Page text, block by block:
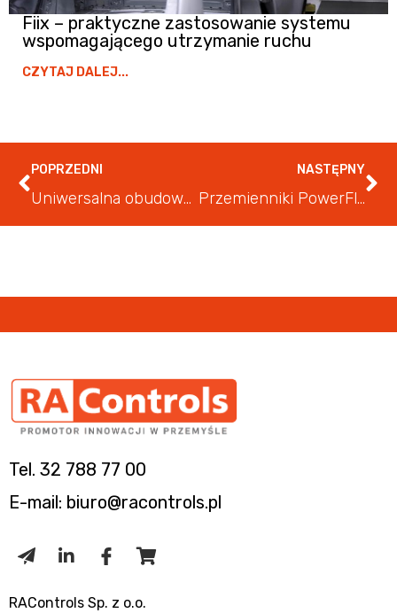
Fiix – praktyczne zastosowanie systemu
wspomagającego utrzymanie ruchu
CZYTAJ DALEJ...
POPRZEDNI
Uniwersalna obudowa naścienna z serii MAS
NASTĘPNY
Przemienniki PowerFlex®750: Źródło oszczędności energetycznych
Tel. 32 788 77 00
E-mail: biuro@racontrols.pl
RAControls Sp. z o.o.